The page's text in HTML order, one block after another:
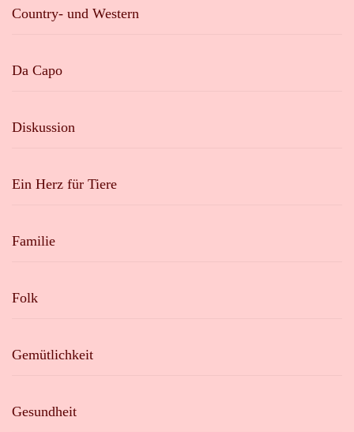
Country- und Western
Da Capo
Diskussion
Ein Herz für Tiere
Familie
Folk
Gemütlichkeit
Gesundheit